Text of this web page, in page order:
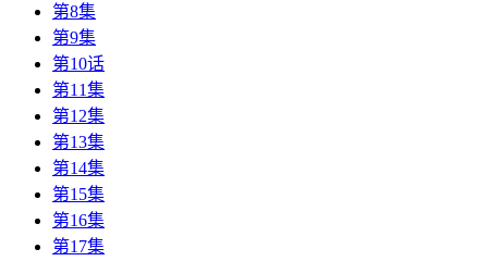
第8集
第9集
第10话
第11集
第12集
第13集
第14集
第15集
第16集
第17集